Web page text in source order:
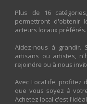
Plus de 16
permettront d'obtenir
acteurs locaux préférés.
Aidez-nous à grandir.
artisans ou artistes,
rejoindre ou à nous
Avec LocaLife, profitez
que vous soyez à
Achetez local c'est l'idéal